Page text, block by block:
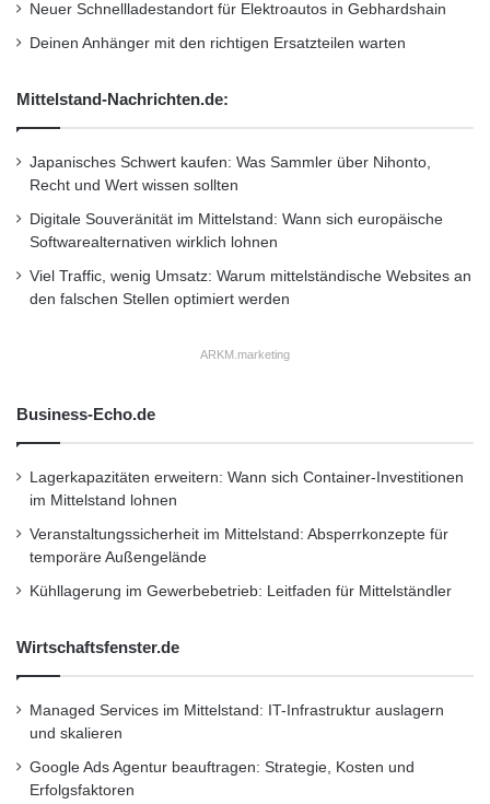
Regal. Zwei verschiedene Breiten und fünf
unterschiedlichstes Material. Zwei schmale
breiten und sind somit entsprechend
austauschbar.
Kleinteile lassen sich auch gut in der varioSafe
der varioSafe Tragebox ist der Tragegriff am
Verschlussmechanismus. Der Koffer verriegelt
sich automatisch, sobald man den Griff zum
Tragen in die Hand nimmt. Auf diese Weise ist
der Inhalt sicher vor versehentlichem
Verschütten geschützt. Der Innenraum der
einteilen. Sei es mit Kleinteilekästen,
Rastereinlagen. Das schafft eine übersichtliche
Ordnung und fixiert den Inhalt. varioSafe kann
Neuer Schnellladestandort für Elektroautos in Gebhardshain
Deinen Anhänger mit den richtigen Ersatzteilen warten
Mittelstand-Nachrichten.de:
Japanisches Schwert kaufen: Was Sammler über Nihonto,
Recht und Wert wissen sollten
Digitale Souveränität im Mittelstand: Wann sich europäische
Softwarealternativen wirklich lohnen
Viel Traffic, wenig Umsatz: Warum mittelständische Websites an
den falschen Stellen optimiert werden
ARKM.marketing
Business-Echo.de
Lagerkapazitäten erweitern: Wann sich Container-Investitionen
im Mittelstand lohnen
Veranstaltungssicherheit im Mittelstand: Absperrkonzepte für
temporäre Außengelände
Kühllagerung im Gewerbebetrieb: Leitfaden für Mittelständler
Wirtschaftsfenster.de
Managed Services im Mittelstand: IT-Infrastruktur auslagern
und skalieren
Google Ads Agentur beauftragen: Strategie, Kosten und
Erfolgsfaktoren